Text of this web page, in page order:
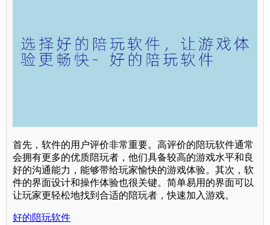
首先，软件的用户评价非常重要。高评价的陪玩软件通常
会拥有更多的优质陪玩者，他们具备较高的游戏水平和良
好的沟通能力，能够带给玩家愉快的游戏体验。其次，软
件的界面设计和操作体验也很关键。简单易用的界面可以
让玩家更轻松地找到合适的陪玩者，快速加入游戏。
好的陪玩软件